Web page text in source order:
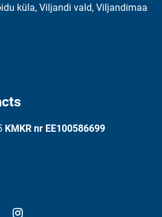
küla, Viljandi vald, Viljandimaa
KMKR nr EE100586699